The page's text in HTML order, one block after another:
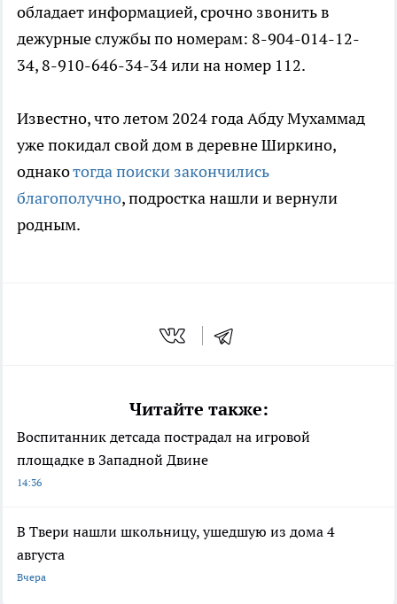
обладает информацией, срочно звонить в
дежурные службы по номерам: 8-904-014-12-
34, 8-910-646-34-34 или на номер 112.
Известно, что летом 2024 года Абду Мухаммад
уже покидал свой дом в деревне Ширкино,
однакотогда поиски закончились
благополучно, подростка нашли и вернули
родным.
Читайте также:
Воспитанник детсада пострадал на игровой
площадке в Западной Двине
14:36
В Твери нашли школьницу, ушедшую из дома 4
августа
Вчера